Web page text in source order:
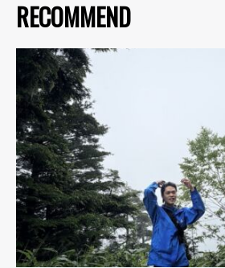
RECOMMEND